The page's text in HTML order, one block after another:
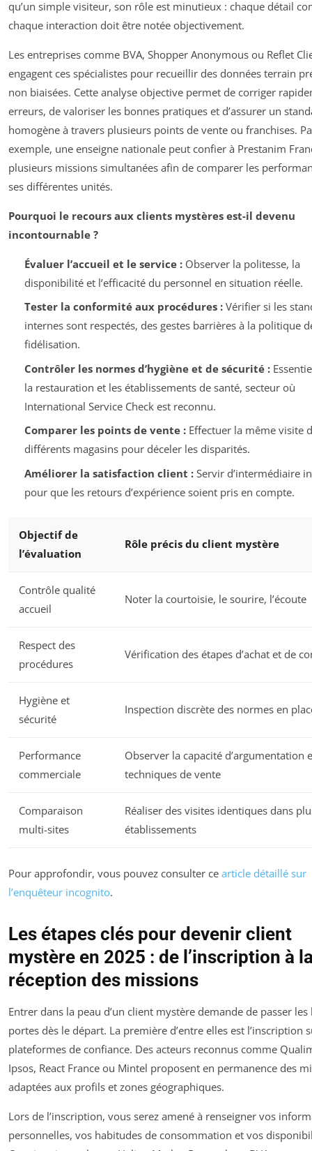
qu’un simple visiteur, son rôle est minutieux : chaque détail
chaque interaction doit être notée objectivement.
Les entreprises comme BVA, Shopper Anonymous ou Reflet
engagent ces spécialistes pour recueillir des données terrain
non biaisées. Cette analyse objective permet de corriger
erreurs, de valoriser les bonnes pratiques et d’assurer un
homogène à travers plusieurs points de vente ou franchises.
exemple, une enseigne nationale peut confier à Prestanim
plusieurs missions simultanées afin de comparer les
ses différentes unités.
Pourquoi le recours aux clients mystères est-il devenu
incontournable ?
Évaluer l’accueil et le service :Observer la politesse, la
disponibilité et l’efficacité du personnel en situation réelle.
Tester la conformité aux procédures :Vérifier si les
internes sont respectés, des gestes barrières à la politique
fidélisation.
Contrôler les normes d’hygiène et de sécurité :
la restauration et les établissements de santé, secteur où
International Service Check est reconnu.
Comparer les points de vente :Effectuer la même visite
différents magasins pour déceler les disparités.
Améliorer la satisfaction client :Servir d’intermédiaire
pour que les retours d’expérience soient pris en compte.
Objectif de
l’évaluation
Rôle précis du client mystère
Contrôle qualité
accueil
Noter la courtoisie, le sourire, l’écoute
Respect des
procédures
Vérification des étapes d’achat et de
Hygiène et
sécurité
Inspection discrète des normes en
Performance
commerciale
Observer la capacité d’argumentation
techniques de vente
Comparaison
multi-sites
Réaliser des visites identiques dans
établissements
Pour approfondir, vous pouvez consulter ce article détaillé sur
l’enquêteur incognito.
Les étapes clés pour devenir client
mystère en 2025 : de l’inscription à
réception des missions
Entrer dans la peau d’un client mystère demande de passer les
portes dès le départ. La première d’entre elles est l’inscription
plateformes de confiance. Des acteurs reconnus comme
Ipsos, React France ou Mintel proposent en permanence des
adaptées aux profils et zones géographiques.
Lors de l’inscription, vous serez amené à renseigner vos
personnelles, vos habitudes de consommation et vos